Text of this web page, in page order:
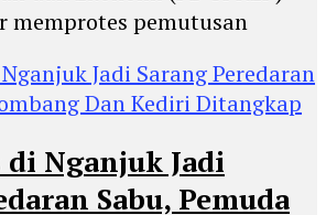
memprotes pemutusan
di Nganjuk Jadi
Sabu, Pemuda